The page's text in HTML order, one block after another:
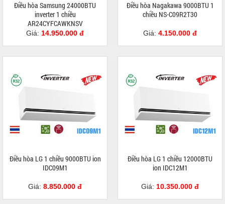
Điều hòa Samsung 24000BTU
inverter 1 chiều
AR24CYFCAWKNSV
Giá: 14.950.000 đ
Điều hòa Nagakawa 9000BTU 1
chiều NS-C09R2T30
Giá: 4.150.000 đ
Điều hòa LG 1 chiều 9000BTU ion
IDC09M1
Giá: 8.850.000 đ
Điều hòa LG 1 chiều 12000BTU
ion IDC12M1
Giá: 10.350.000 đ